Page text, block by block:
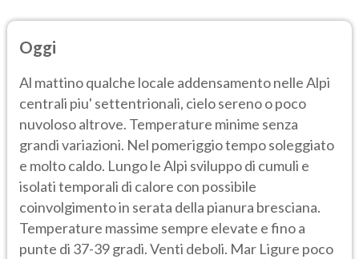
Oggi
Al mattino qualche locale addensamento nelle Alpi
centrali piu' settentrionali, cielo sereno o poco
nuvoloso altrove. Temperature minime senza
grandi variazioni. Nel pomeriggio tempo soleggiato
e molto caldo. Lungo le Alpi sviluppo di cumuli e
isolati temporali di calore con possibile
coinvolgimento in serata della pianura bresciana.
Temperature massime sempre elevate e fino a
punte di 37-39 gradi. Venti deboli. Mar Ligure poco